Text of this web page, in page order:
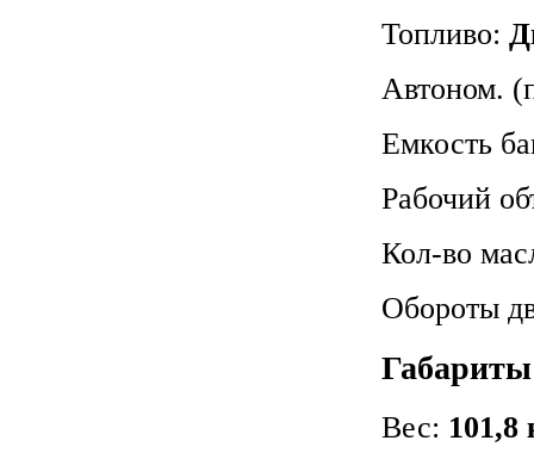
Топливо:
Автоном.
Емкость
Рабочий
Кол-во
Обороты
Вес: 101,8